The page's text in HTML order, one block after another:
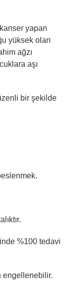
yapan
yüksek olan
ağzı
aşı
bir şekilde
%100 tedavi
engellenebilir.